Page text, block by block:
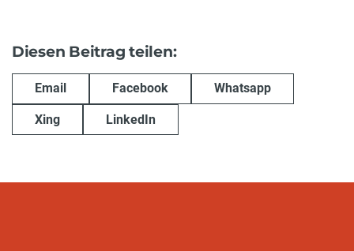
Diesen Beitrag teilen:
Email Facebook Whatsapp
Xing LinkedIn